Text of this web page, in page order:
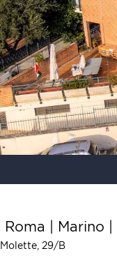
Roma | Marino |
29/B